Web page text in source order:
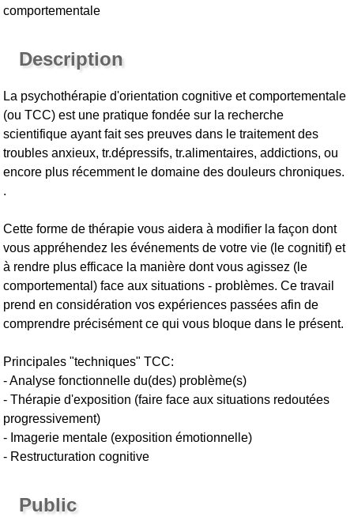
comportementale
Description
La psychothérapie d'orientation cognitive et comportementale
(ou TCC) est une pratique fondée sur la recherche
scientifique ayant fait ses preuves dans le traitement des
troubles anxieux, tr.dépressifs, tr.alimentaires, addictions, ou
encore plus récemment le domaine des douleurs chroniques.
.
Cette forme de thérapie vous aidera à modifier la façon dont
vous appréhendez les événements de votre vie (le cognitif) et
à rendre plus efficace la manière dont vous agissez (le
comportemental) face aux situations - problèmes. Ce travail
prend en considération vos expériences passées afin de
comprendre précisément ce qui vous bloque dans le présent.
Principales "techniques" TCC:
- Analyse fonctionnelle du(des) problème(s)
- Thérapie d'exposition (faire face aux situations redoutées
progressivement)
- Imagerie mentale (exposition émotionnelle)
- Restructuration cognitive
Public